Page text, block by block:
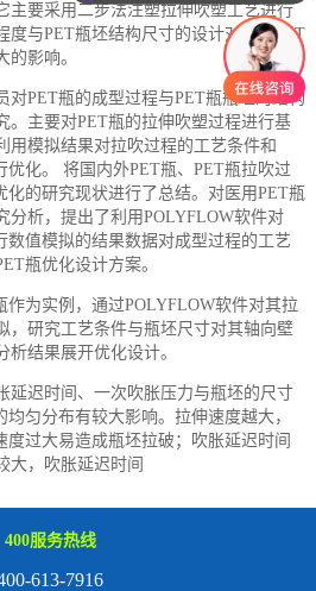
主要采用二步法注塑拉伸吹塑工艺进行
度与PET瓶坯结构尺寸的设计对医用PET
影响。
对PET瓶的成型过程与PET瓶瓶坯的结构
。主要对PET瓶的拉伸吹塑过程进行基
用模拟结果对拉吹过程的工艺条件和
化。 将国内外PET瓶、PET瓶拉吹过
化的研究现状进行了总结。对医用PET瓶
分析，提出了利用POLYFLOW软件对
数值模拟的结果数据对成型过程的工艺
瓶优化设计方案。
作为实例，通过POLYFLOW软件对其拉
，研究工艺条件与瓶坯尺寸对其轴向壁
结果展开优化设计。
延迟时间、一次吹胀压力与瓶坯的尺寸
匀分布有较大影响。拉伸速度越大，
过大易造成瓶坯拉破；吹胀延迟时间
大，吹胀延迟时间
400服务热线
613-7916